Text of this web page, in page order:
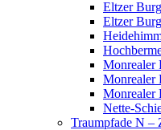
Eltzer
Eltzer
Monrealer
Monrealer
Monrealer
Nette-
Traumpfade N –